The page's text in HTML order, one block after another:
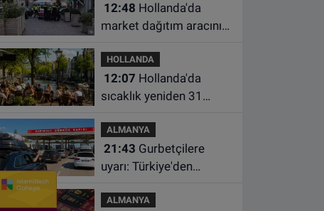
12:48
market dağıtım aracının
çocuk hayatını kaybetti
HOLLANDA
12:07
sıcaklık yeniden 31
ALMANYA
21:43
uyarı: Türkiye'den
geçiş ve trafik
ALMANYA